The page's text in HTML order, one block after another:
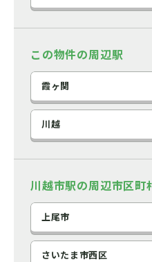
この物件の周辺駅
霞ヶ関
川越
川越市駅の周辺市区町
上尾市
さいたま市西区